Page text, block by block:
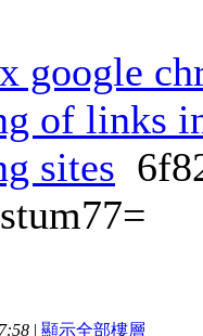
google
of links
sites
| 顯示全部樓層